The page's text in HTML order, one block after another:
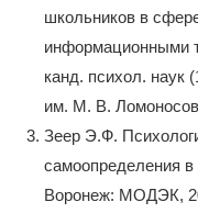
школьников в
информационными
канд. психол. наук
им. М. В.
Зеер Э.Ф.
самоопределения
Воронеж: МОДЭК,